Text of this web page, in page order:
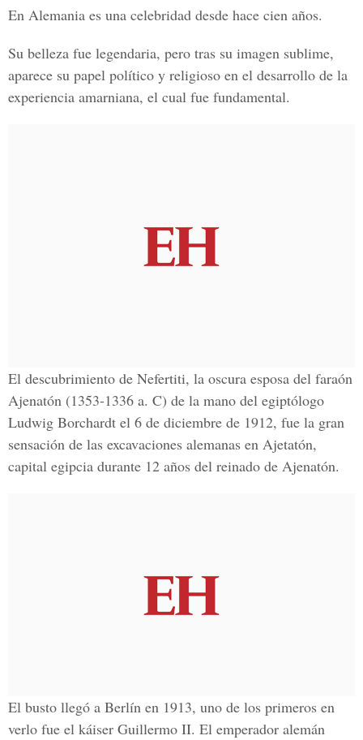
En Alemania es una celebridad desde hace cien años.
Su belleza fue legendaria, pero tras su imagen sublime,
aparece su papel político y religioso en el desarrollo de la
experiencia amarniana, el cual fue fundamental.
El descubrimiento de Nefertiti, la oscura esposa del faraón
Ajenatón (1353-1336 a. C) de la mano del egiptólogo
Ludwig Borchardt el 6 de diciembre de 1912, fue la gran
sensación de las excavaciones alemanas en Ajetatón,
capital egipcia durante 12 años del reinado de Ajenatón.
El busto llegó a Berlín en 1913, uno de los primeros en
verlo fue el káiser Guillermo II. El emperador alemán